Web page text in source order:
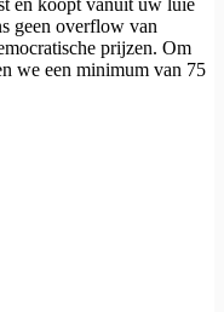
geen overflow van
prijzen. Om
we een minimum van 75